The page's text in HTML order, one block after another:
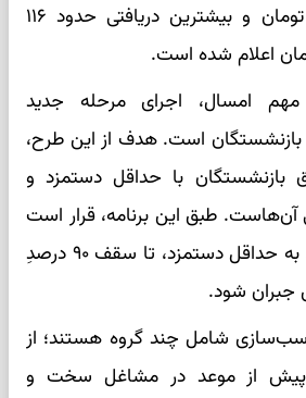
میلیون و ۸۰۰ هزار تومان و بیشترین دریافتی حدود ۱۱۶
امسال، اجرای مرحله جدید
است. هدف از این طرح،
با حداقل دستمزد و
آن‌هاست. طبق این برنامه، قرار است
نسبت مستمری افراد به حداقل دستمزد، تا سقف ۹۰ درصدِ
جبران شود.
شامل چند گروه هستند؛ از
پیش از موعد در مشاغل سخت و